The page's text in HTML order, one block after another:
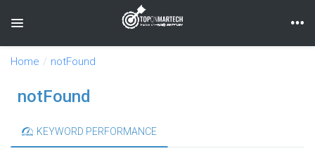
Toggle navigation
Home notFound
notFound
KEYWORD PERFORMANCE